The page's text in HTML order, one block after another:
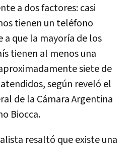
a dos factores: casi
tienen un teléfono
a que la mayoría de los
tienen al menos una
siete de
según reveló el
de la Cámara Argentina
Biocca.
resaltó que existe una